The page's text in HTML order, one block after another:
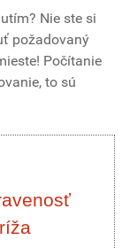
Nie ste si
požadovaný
Počítanie
to sú